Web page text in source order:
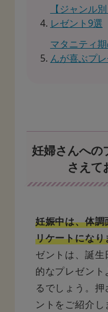
【ジャンル
レゼント9選
マタニティ
んが喜ぶプ
妊婦さんへの
さえて
妊娠中は、体
リケートになり
ゼントは、誕
的なプレゼン
るでしょう。
ントをご紹介し